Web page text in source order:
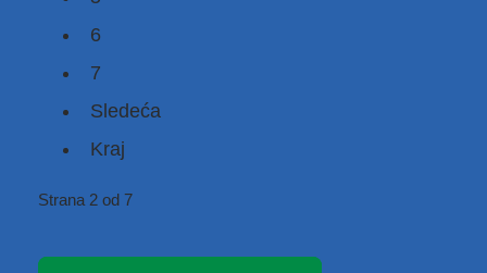
6
7
Sledeća
Kraj
Strana 2 od 7